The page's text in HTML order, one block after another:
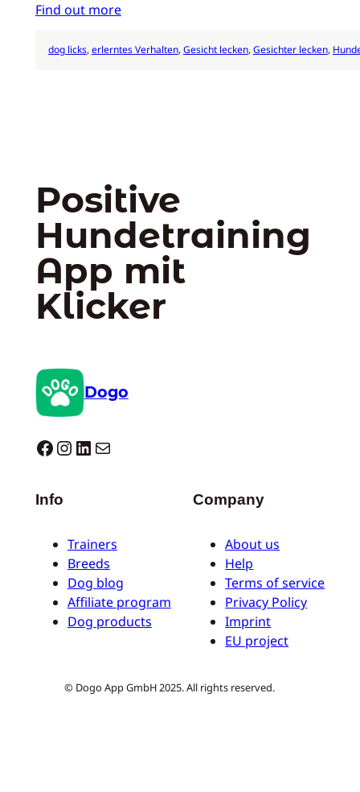
Find out more
dog licks, erlerntes Verhalten, Gesicht lecken, Gesichter lecken,
Positive
Hundetraining
App mit
Klicker
Dogo
Dogo facebook InstagramLinkedIn E-Mail
Info
Trainers
Breeds
Dog blog
Affiliate program
Dog products
Company
About us
Help
Terms of service
Privacy Policy
Imprint
EU project
© Dogo App GmbH 2025. All rights reserved.